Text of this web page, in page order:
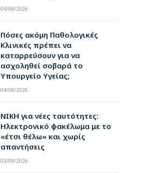
04/08/2026
Πόσες ακόμη Παθολογικές
Κλινικές πρέπει να
καταρρεύσουν για να
ασχοληθεί σοβαρά το
Υπουργείο Υγείας;
04/08/2026
ΝΙΚΗ για νέες ταυτότητες:
Ηλεκτρονικό φακέλωμα με το
«έτσι θέλω» και χωρίς
απαντήσεις
03/08/2026